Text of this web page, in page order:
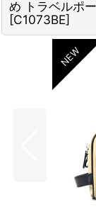
め トラベルポ
[C1073BE]